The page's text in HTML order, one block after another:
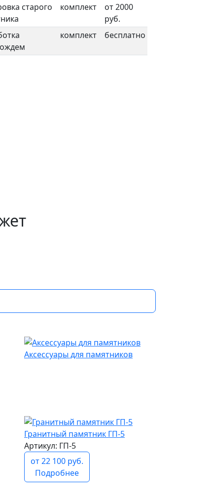
старого
комплект
от 2000
руб.
комплект бесплатно
Аксессуары для памятников
Гранитный памятник ГП-5
Артикул: ГП-5
от 22 100 руб.
Подробнее